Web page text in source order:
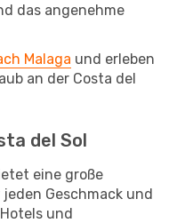
das angenehme
Malaga und erleben
an der Costa del
del Sol
eine große
Geschmack und
und